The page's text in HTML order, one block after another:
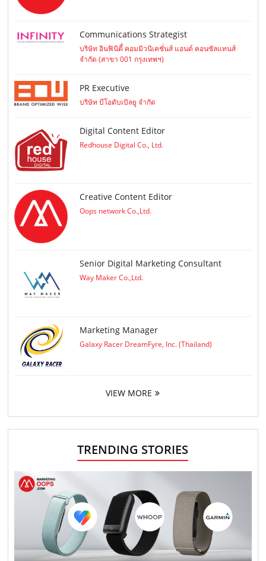
Communications Strategist
บริษัท อินฟินิตี้ คอมมิวนิเคชั่นส์ แอนด์ คอนซัลแทนส์
จำกัด (สาขา 001 กรุงเทพฯ)
PR Executive
บริษัท บีโอดับเบิลยู จำกัด
Digital Content Editor
Redhouse Digital Co., Ltd.
Creative Content Editor
Oops network Co.,Ltd.
Senior Digital Marketing Consultant
Way Maker Co.,Ltd.
Marketing Manager
Galaxy Racer DreamFyre, Inc. (Thailand)
VIEW MORE
TRENDING STORIES